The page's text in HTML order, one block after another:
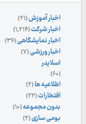
اخبار آموزش(۲۱)
اخبار شرکت(۱,۲۱۴)
اخبار نمایشگاهی(۳۶)
اخبار ورزشی(۷)
اسلایدر
(۶۰)
اطلاعیه ها(۲)
افتخارات(۲۲)
بدون مجموعه(۱۰)
بومی سازی(۲)